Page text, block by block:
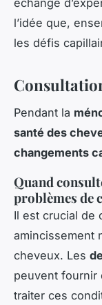
l’idée que,
les défis
Pendant la
santé des
changements
Quand
problèmes de
Il est crucial de
amincissement
cheveux. Les
peuvent fournir
traiter ces